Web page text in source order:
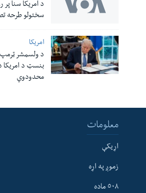
له مونږ سره په تماس کې پاتې شئ
د امریکا سنا پر
سختولو طرحه
امریکا
د ولسمشر ټرمپ
بنسټ د امریکا
محدودوي
معلومات
اړیکې
زموږ په اړه
٥٠٨ ماده